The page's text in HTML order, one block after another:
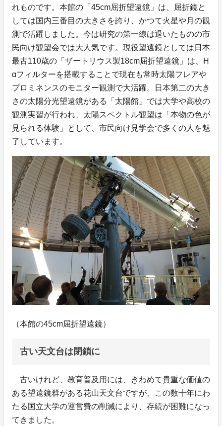
れものです。本館の「45cm屈折望遠鏡」は、屈折鏡と
しては国内三番目の大きさを誇り、かつて火星や月の観
測で活躍しました。今は研究の第一線は退いたものの市
民向け観望会では大人気です。現役望遠鏡としては日本
最古110歳の「ザートリウス製18cm屈折望遠鏡」は、H
αフィルターを搭載することで現在も常時太陽フレアや
プロミネンスのモニター観測で大活躍。日本第二の大き
さの太陽分光望遠鏡がある「太陽館」では大学や高校の
観測実習が行われ、太陽スペクトル観望は「本物の色が
見られる体験」として、市民向け見学会で多くの人を魅
了しています。
（本館の45cm屈折望遠鏡）
古い天文台は閉鎖に
古いけれど、教育普及用には、きわめて貴重な価値の
ある望遠鏡群がある花山天文台ですが、この数十年にわ
たる国立大学の運営費の削減により、存続が困難になっ
てきました。